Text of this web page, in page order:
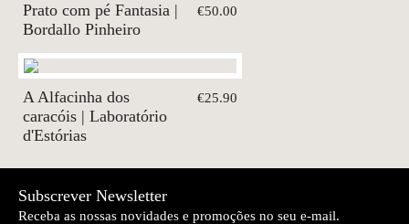
Prato com pé Fantasia |
Bordallo Pinheiro
€50.00
A Alfacinha dos
caracóis | Laboratório
d'Estórias
€25.90
Subscrever Newsletter
Receba as nossas novidades e promoções no seu e-mail.